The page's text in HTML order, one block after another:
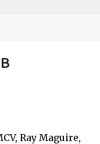
Ray Maguire,